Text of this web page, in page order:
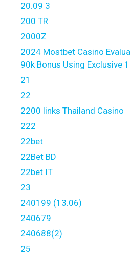
20.09 3
200 TR
2000Z
2024 Mostbet Casino
90k Bonus Using Exclusive
21
22
2200 links Thailand Casino
222
22bet
22Bet BD
22bet IT
23
240199 (13.06)
240679
240688(2)
25